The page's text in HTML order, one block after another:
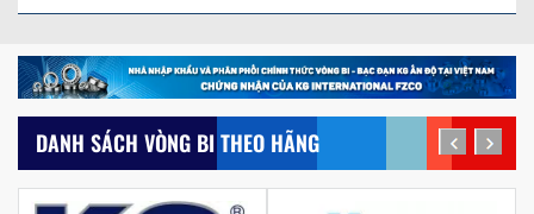
DANH SÁCH VÒNG BI THEO HÃNG prev next